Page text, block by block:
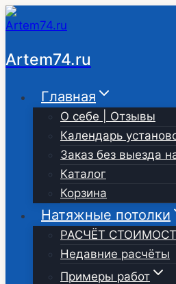
Перейти
к
содержимому
Artem74.ru
Главная
О себе | Отзывы
Календарь
Заказ без выезда
Каталог
Корзина
Натяжные потолки
РАСЧЁТ
Недавние расчёты
Примеры работ